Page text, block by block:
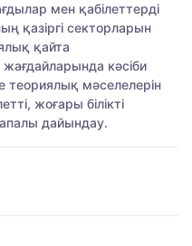
мен қабілеттерді
қазіргі секторларын
қайта
кәсіби
теориялық мәселелерін
жоғары білікті
дайындау.